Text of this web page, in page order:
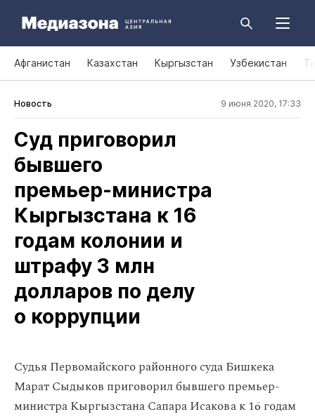
Афганистан Казахстан Кыргызстан Узбекистан
Новость 9 июня 2020, 17:33
Суд приговорил
бывшего
премьер‑министра
Кыргызстана к 16
годам колонии и
штрафу 3 млн
долларов по делу
о коррупции
Судья Первомайского районного суда Бишкека
Марат Сыдыков приговорил бывшего премьер-
министра Кыргызстана Сапара Исакова к 16 годам